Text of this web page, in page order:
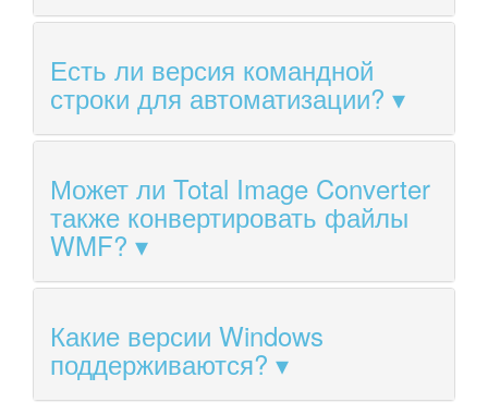
Есть ли версия командной
строки для автоматизации?
Может ли Total Image Converter
также конвертировать файлы
WMF?
Какие версии Windows
поддерживаются?